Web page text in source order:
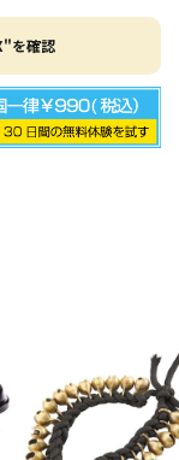
を確認